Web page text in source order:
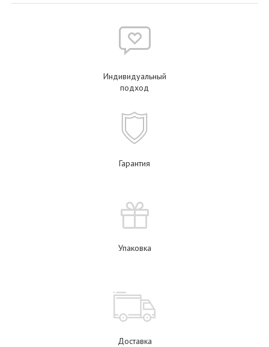
Индивидуальный
подход
Гарантия
Упаковка
Доставка